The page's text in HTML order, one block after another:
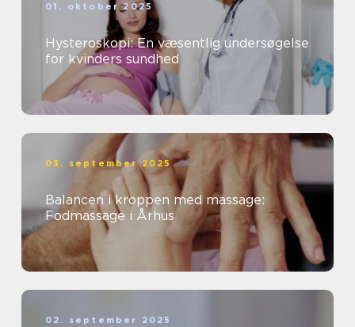
01. oktober 2025
Hysteroskopi: En væsentlig undersøgelse
for kvinders sundhed
03. september 2025
Balancen i kroppen med massage:
Fodmassage i Århus
02. september 2025